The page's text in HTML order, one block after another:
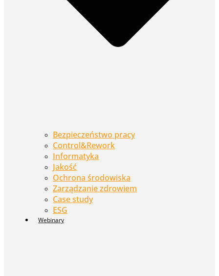
Bezpieczeństwo pracy
Control&Rework
Informatyka
Jakość
Ochrona środowiska
Zarządzanie zdrowiem
Case study
ESG
Webinary